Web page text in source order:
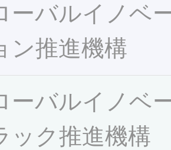
ーバルイノベ
ン推進機構
ーバルイノベ
ック推進機構